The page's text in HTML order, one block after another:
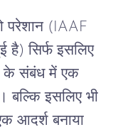
परेशान (IAAF
है) सिर्फ इसलिए
के संबंध में एक
बल्कि इसलिए भी
आदर्श बनाया